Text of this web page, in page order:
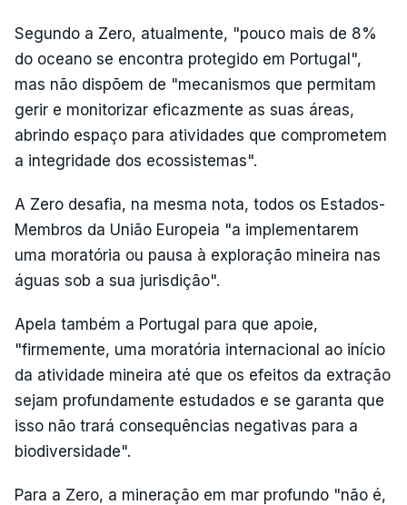
Segundo a Zero, atualmente, "pouco mais de 8%
do oceano se encontra protegido em Portugal",
mas não dispõem de "mecanismos que permitam
gerir e monitorizar eficazmente as suas áreas,
abrindo espaço para atividades que comprometem
a integridade dos ecossistemas".
A Zero desafia, na mesma nota, todos os Estados-
Membros da União Europeia "a implementarem
uma moratória ou pausa à exploração mineira nas
águas sob a sua jurisdição".
Apela também a Portugal para que apoie,
"firmemente, uma moratória internacional ao início
da atividade mineira até que os efeitos da extração
sejam profundamente estudados e se garanta que
isso não trará consequências negativas para a
biodiversidade".
Para a Zero, a mineração em mar profundo "não é,